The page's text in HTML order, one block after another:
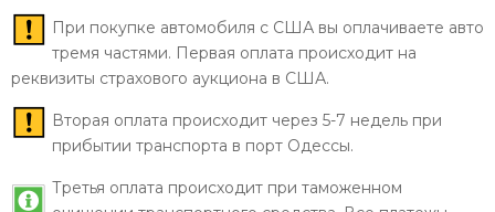
При покупке автомобиля с США вы оплачиваете авто
тремя частями. Первая оплата происходит на
реквизиты страхового аукциона в США.
Вторая оплата происходит через 5-7 недель при
прибытии транспорта в порт Одессы.
Третья оплата происходит при таможенном